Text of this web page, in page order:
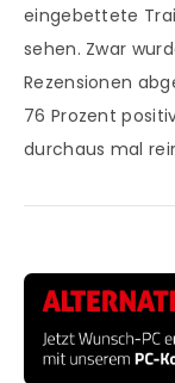
eingebettete
sehen. Zwar
Rezensionen
76 Prozent
durchaus mal